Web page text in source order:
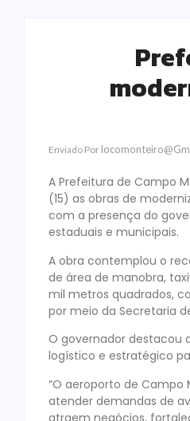
Enviado Por
A Prefeitura de Campo
(15) as obras de
com a presença do
estaduais e municipais.
A obra contemplou o
de área de manobra,
mil metros quadrados,
por meio da Secretaria
O governador destacou
logístico e estratégico
“O aeroporto de Campo
atender demandas de
atraem negócios,